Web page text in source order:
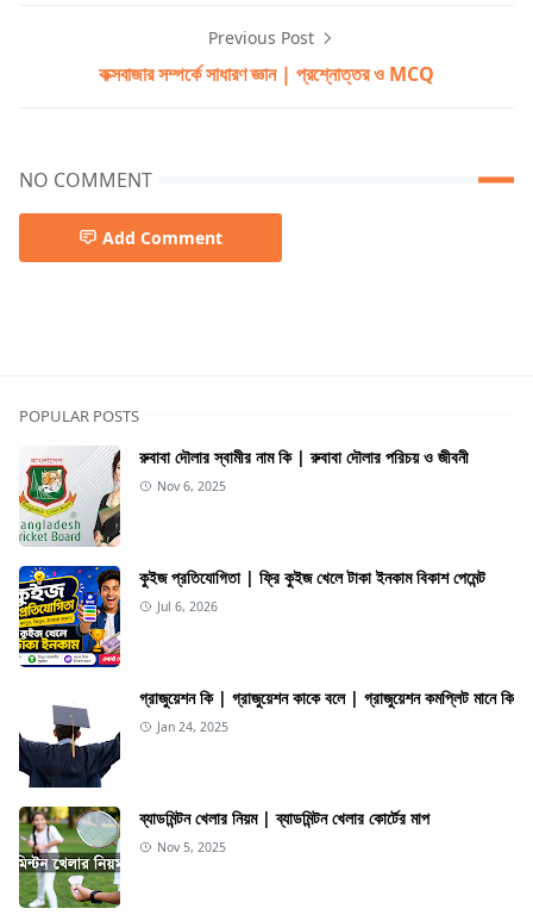
Previous Post
কক্সবাজার সম্পর্কে সাধারণ জ্ঞান | প্রশ্নোত্তর ও MCQ
NO COMMENT
Add Comment
POPULAR POSTS
রুবাবা দৌলার স্বামীর নাম কি | রুবাবা দৌলার পরিচয় ও জীবনী
Nov 6, 2025
কুইজ প্রতিযোগিতা | ফ্রি কুইজ খেলে টাকা ইনকাম বিকাশ পেমেন্ট
Jul 6, 2026
গ্রাজুয়েশন কি | গ্রাজুয়েশন কাকে বলে | গ্রাজুয়েশন কমপ্লিট মানে কি
Jan 24, 2025
ব্যাডমিন্টন খেলার নিয়ম | ব্যাডমিন্টন খেলার কোর্টের মাপ
Nov 5, 2025